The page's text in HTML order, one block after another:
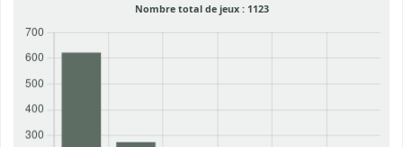
Nombre total de jeux :1123